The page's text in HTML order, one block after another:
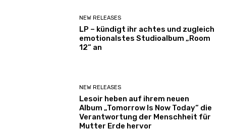
NEW RELEASES
LP – kündigt ihr achtes und zugleich
emotionalstes Studioalbum „Room
12“ an
NEW RELEASES
Lesoir heben auf ihrem neuen
Album „Tomorrow Is Now Today“ die
Verantwortung der Menschheit für
Mutter Erde hervor